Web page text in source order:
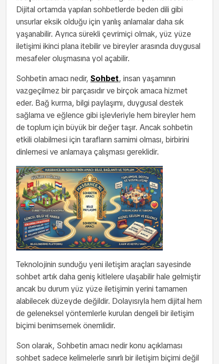
Dijital ortamda yapılan sohbetlerde beden dili gibi
unsurlar eksik olduğu için yanlış anlamalar daha sık
yaşanabilir. Ayrıca sürekli çevrimiçi olmak, yüz yüze
iletişimi ikinci plana itebilir ve bireyler arasında duygusal
mesafeler oluşmasına yol açabilir.
Sohbetin amacı nedir, Sohbet, insan yaşamının
vazgeçilmez bir parçasıdır ve birçok amaca hizmet
eder. Bağ kurma, bilgi paylaşımı, duygusal destek
sağlama ve eğlence gibi işlevleriyle hem bireyler hem
de toplum için büyük bir değer taşır. Ancak sohbetin
etkili olabilmesi için tarafların samimi olması, birbirini
dinlemesi ve anlamaya çalışması gereklidir.
Teknolojinin sunduğu yeni iletişim araçları sayesinde
sohbet artık daha geniş kitlelere ulaşabilir hale gelmiştir
ancak bu durum yüz yüze iletişimin yerini tamamen
alabilecek düzeyde değildir. Dolayısıyla hem dijital hem
de geleneksel yöntemlerle kurulan dengeli bir iletişim
biçimi benimsemek önemlidir.
Son olarak, Sohbetin amacı nedir konu açıklaması
sohbet sadece kelimelerle sınırlı bir iletişim biçimi değil